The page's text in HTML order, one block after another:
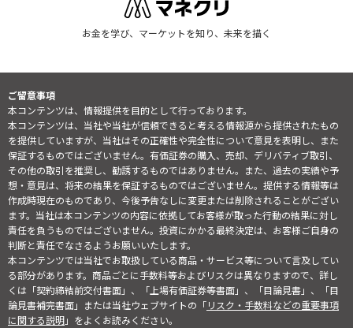
お金を学び、マーケットを知り、未来を描く
ご留意事項
本コンテンツは、情報提供を目的として行っております。
本コンテンツは、当社や当社が信頼できると考える情報源から提供されたもの
を提供していますが、当社はその正確性や完全性について意見を表明し、また
保証するものではございません。有価証券の購入、売却、デリバティブ取引、
その他の取引を推奨し、勧誘するものではありません。また、過去の実績や予
想・意見は、将来の結果を保証するものではございません。提供する情報等は
作成時現在のものであり、今後予告なしに変更または削除されることがござい
ます。当社は本コンテンツの内容に依拠してお客様が取った行動の結果に対し
責任を負うものではございません。投資にかかる最終決定は、お客様ご自身の
判断と責任でなさるようお願いいたします。
本コンテンツでは当社でお取扱している商品・サービス等について言及してい
る部分があります。商品ごとに手数料等およびリスクは異なりますので、詳し
くは「契約締結前交付書面」、「上場有価証券等書面」、「目論見書」、「目
論見書補完書面」または当社ウェブサイトの「リスク・手数料などの重要事項
に関する説明」をよくお読みください。